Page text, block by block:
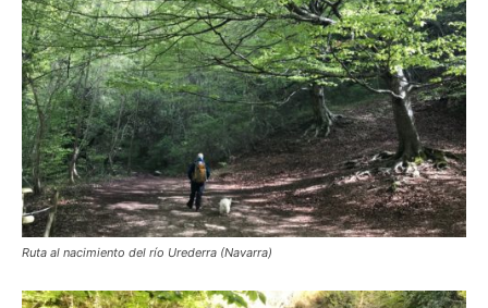
Ruta al nacimiento del río Urederra (Navarra)